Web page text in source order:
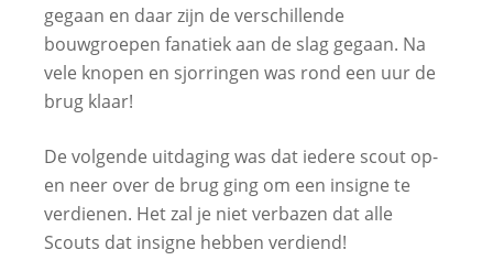
gegaan en daar zijn de verschillende
bouwgroepen fanatiek aan de slag gegaan. Na
vele knopen en sjorringen was rond een uur de
brug klaar!
De volgende uitdaging was dat iedere scout op-
en neer over de brug ging om een insigne te
verdienen. Het zal je niet verbazen dat alle
Scouts dat insigne hebben verdiend!